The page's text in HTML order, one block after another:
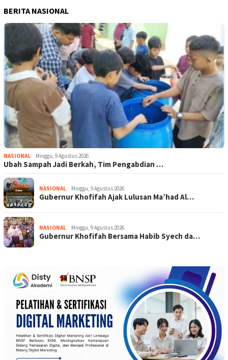
BERITA NASIONAL
NASIONAL Minggu, 9 Agustus 2026
Ubah Sampah Jadi Berkah, Tim Pengabdian …
NASIONAL Minggu, 9 Agustus 2026
Gubernur Khofifah Ajak Lulusan Ma’had Al…
NASIONAL Minggu, 9 Agustus 2026
Gubernur Khofifah Bersama Habib Syech da…